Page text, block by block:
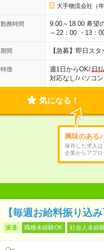
大手物流会社（
勤務時間
9:00～18:00 希望
～22：00 ・13：
期間 【急募】即日ス
特徴 週1日からOK/日
対応なし/パソコ
気になる！
興味のある
保存した求人は
企業からアプロ
【毎週お給料振り込
派遣 職種未経験OK 社会人未経